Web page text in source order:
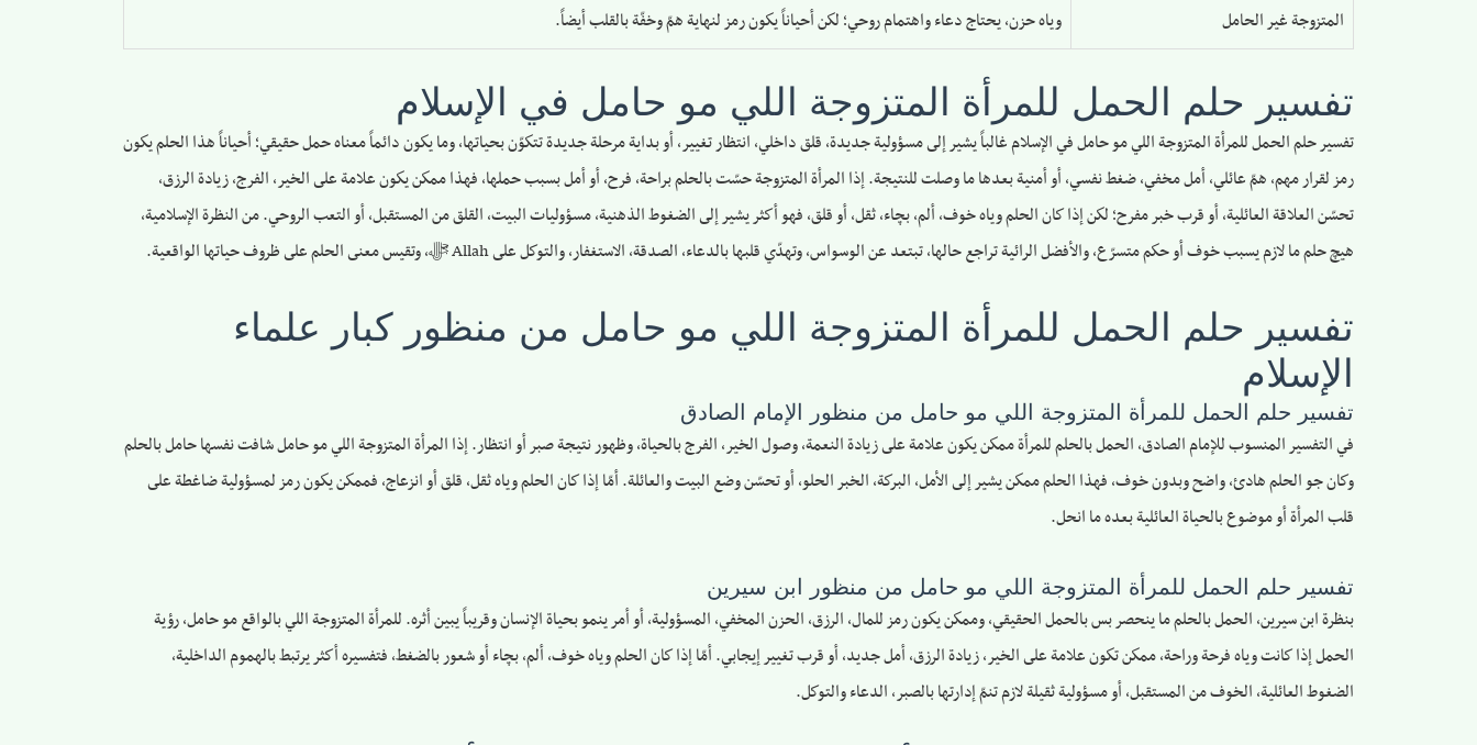
المتزوجة غير الحامل
وياه حزن، يحتاج دعاء واهتمام روحي؛ لكن أحياناً يكون رمز لنهاية همّ وخفّة بالقلب أيضاً.
تفسير حلم الحمل للمرأة المتزوجة اللي مو حامل في الإسلام
تفسير حلم الحمل للمرأة المتزوجة اللي مو حامل في الإسلام غالباً يشير إلى مسؤولية جديدة، قلق داخلي، انتظار تغيير، أو بداية مرحلة جديدة تتكوّن بحياتها، وما يكون دائماً معناه حمل حقيقي؛ أحياناً هذا الحلم يكون
رمز لقرار مهم، همّ عائلي، أمل مخفي، ضغط نفسي، أو أمنية بعدها ما وصلت للنتيجة. إذا المرأة المتزوجة حسّت بالحلم براحة، فرح، أو أمل بسبب حملها، فهذا ممكن يكون علامة على الخير، الفرج، زيادة الرزق،
تحسّن العلاقة العائلية، أو قرب خبر مفرح؛ لكن إذا كان الحلم وياه خوف، ألم، بچاء، ثقل، أو قلق، فهو أكثر يشير إلى الضغوط الذهنية، مسؤوليات البيت، القلق من المستقبل، أو التعب الروحي. من النظرة الإسلامية،
هيچ حلم ما لازم يسبب خوف أو حكم متسرّع، والأفضل الرائية تراجع حالها، تبتعد عن الوسواس، وتهدّي قلبها بالدعاء، الصدقة، الاستغفار، والتوكل على Allah ﷻ، وتقيس معنى الحلم على ظروف حياتها الواقعية.
تفسير حلم الحمل للمرأة المتزوجة اللي مو حامل من منظور كبار علماء
الإسلام
تفسير حلم الحمل للمرأة المتزوجة اللي مو حامل من منظور الإمام الصادق
في التفسير المنسوب للإمام الصادق، الحمل بالحلم للمرأة ممكن يكون علامة على زيادة النعمة، وصول الخير، الفرج بالحياة، وظهور نتيجة صبر أو انتظار. إذا المرأة المتزوجة اللي مو حامل شافت نفسها حامل بالحلم
وكان جو الحلم هادئ، واضح وبدون خوف، فهذا الحلم ممكن يشير إلى الأمل، البركة، الخبر الحلو، أو تحسّن وضع البيت والعائلة. أمّا إذا كان الحلم وياه ثقل، قلق أو انزعاج، فممكن يكون رمز لمسؤولية ضاغطة على
قلب المرأة أو موضوع بالحياة العائلية بعده ما انحل.
تفسير حلم الحمل للمرأة المتزوجة اللي مو حامل من منظور ابن سيرين
بنظرة ابن سيرين، الحمل بالحلم ما ينحصر بس بالحمل الحقيقي، وممكن يكون رمز للمال، الرزق، الحزن المخفي، المسؤولية، أو أمر ينمو بحياة الإنسان وقريباً يبين أثره. للمرأة المتزوجة اللي بالواقع مو حامل، رؤية
الحمل إذا كانت وياه فرحة وراحة، ممكن تكون علامة على الخير، زيادة الرزق، أمل جديد، أو قرب تغيير إيجابي. أمّا إذا كان الحلم وياه خوف، ألم، بچاء أو شعور بالضغط، فتفسيره أكثر يرتبط بالهموم الداخلية،
الضغوط العائلية، الخوف من المستقبل، أو مسؤولية ثقيلة لازم تنمّ إدارتها بالصبر، الدعاء والتوكل.